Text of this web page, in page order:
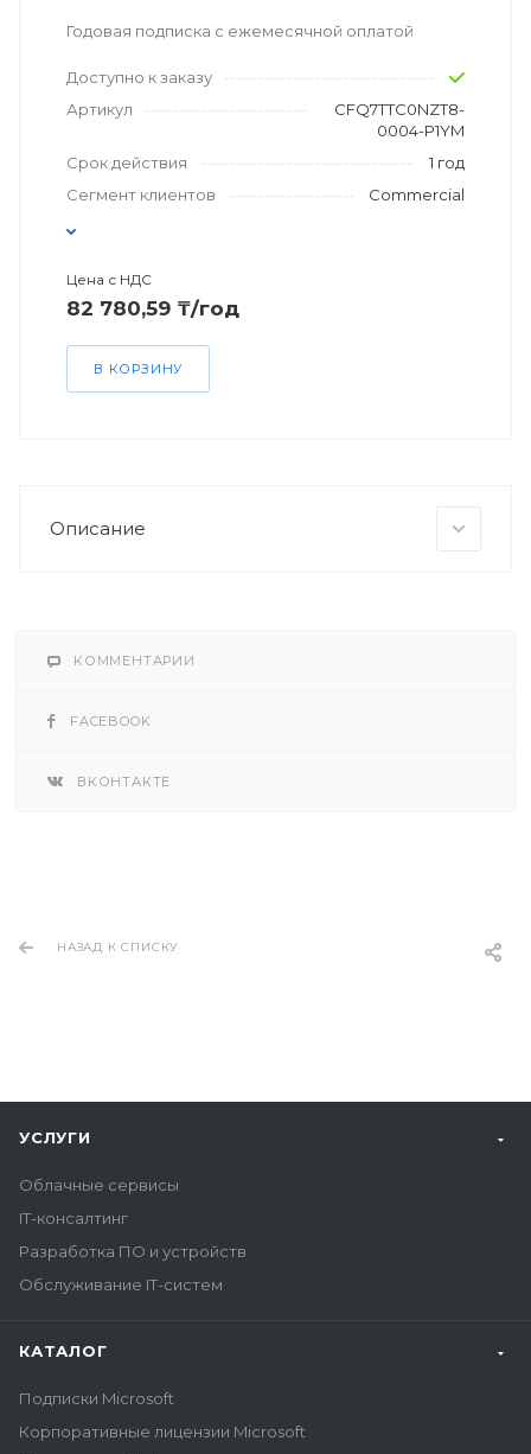
Годовая подписка с ежемесячной оплатой
Доступно к заказу
Артикул
CFQ7TTC0NZT8-
0004-P1YM
Срок действия
1 год
Сегмент клиентов
Commercial
Цена с НДС
82 780,59 ₸/год
В КОРЗИНУ
Описание
КОММЕНТАРИИ
FACEBOOK
ВКОНТАКТЕ
НАЗАД К СПИСКУ
УСЛУГИ
Облачные сервисы
IT-консалтинг
Разработка ПО и устройств
Обслуживание IT-систем
КАТАЛОГ
Подписки Microsoft
Корпоративные лицензии Microsoft